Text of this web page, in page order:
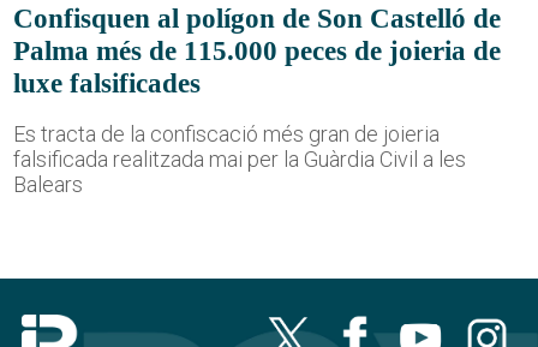
Confisquen al polígon de Son Castelló de
Palma més de 115.000 peces de joieria de
luxe falsificades
Es tracta de la confiscació més gran de joieria
falsificada realitzada mai per la Guàrdia Civil a les
Balears